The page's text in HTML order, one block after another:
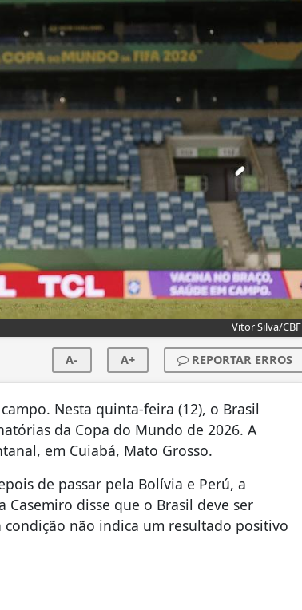
Vitor Silva/CBF
A- A+ REPORTAR ERROS
Nesta quinta-feira (12), o Brasil
da Copa do Mundo de 2026. A
em Cuiabá, Mato Grosso.
de passar pela Bolívia e Perú, a
disse que o Brasil deve ser
não indica um resultado positivo